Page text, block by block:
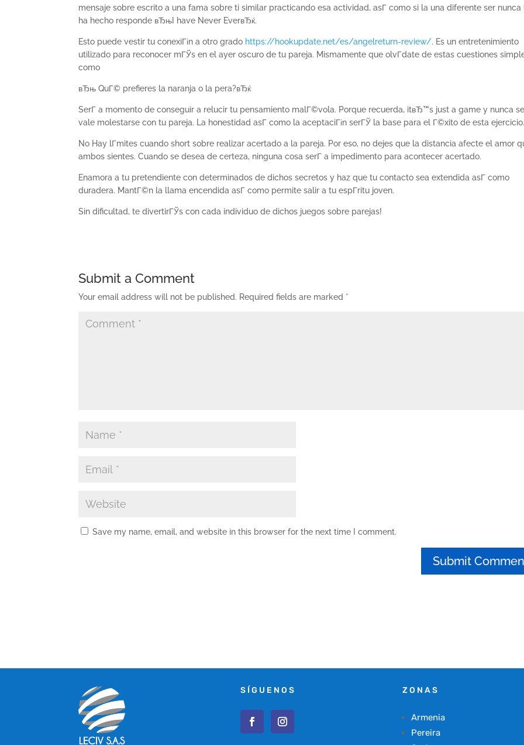
mensaje sobre escrito a una fama sobre ti similar practicando esa actividad, asГ­ como si la una diferente ser nunca
ha hecho responde вЂњI have Never EverвЂќ.
Esto puede vestir tu conexiГіn a otro grado https://hookupdate.net/es/angelreturn-review/. Es un entretenimiento
utilizado para reconocer mГЎs en el ayer oscuro de tu pareja. Mismamente que olvГ­date de estas cuestiones
como
вЂњ QuГ© prefieres la naranja o la pera?вЂќ
SerГ­ a momento de conseguir a relucir tu pensamiento malГ©vola. Porque recuerda, itвЂ™s just a game y nunca se
vale molestarse con tu pareja. La honestidad asГ­ como la aceptaciГіn serГЎ la base para el Г©xito de esta ejercicio.
No Hay lГ­mites cuando short sobre realizar acertado a la pareja. Por eso, no dejes que la distancia afecte el amor
ambos sientes. Cuando se desea de certeza, ninguna cosa serГ­ a impedimento para acontecer acertado.
Enamora a tu pretendiente con determinados de dichos secretos y haz que tu contacto sea extendida asГ­ como
duradera. MantГ©n la llama encendida asГ­ como permite salir a tu espГ­ritu joven.
Sin dificultad, te divertirГЎs con cada individuo de dichos juegos sobre parejas!
Submit a Comment
Your email address will not be published. Required fields are marked *
Save my name, email, and website in this browser for the next time I comment.
SÍGUENOS ZONAS
Armenia
Pereira